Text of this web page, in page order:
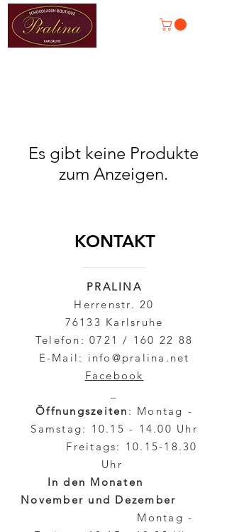
Es gibt keine Produkte
zum Anzeigen.
KONTAKT
PRALINA
Herrenstr. 20
76133 Karlsruhe
Telefon: 0721 / 160 22 88
E-Mail: info@pralina.net
Facebook
Öffnungszeiten : Montag -
Samstag: 10.15 - 14.00 Uhr
Freitags: 10.15-18.30
Uhr
In den Monaten
November und Dezember
Montag -